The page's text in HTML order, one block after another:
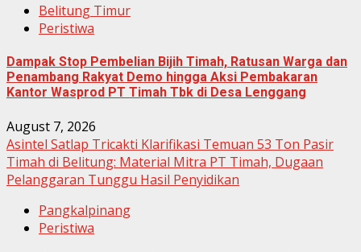
Belitung Timur
Peristiwa
Dampak Stop Pembelian Bijih Timah, Ratusan Warga dan
Penambang Rakyat Demo hingga Aksi Pembakaran
Kantor Wasprod PT Timah Tbk di Desa Lenggang
August 7, 2026
Asintel Satlap Tricakti Klarifikasi Temuan 53 Ton Pasir
Timah di Belitung: Material Mitra PT Timah, Dugaan
Pelanggaran Tunggu Hasil Penyidikan
Pangkalpinang
Peristiwa